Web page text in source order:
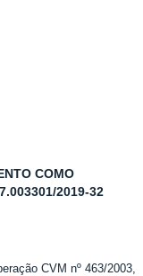
COMO
2019-32
CVM nº 463/2003,